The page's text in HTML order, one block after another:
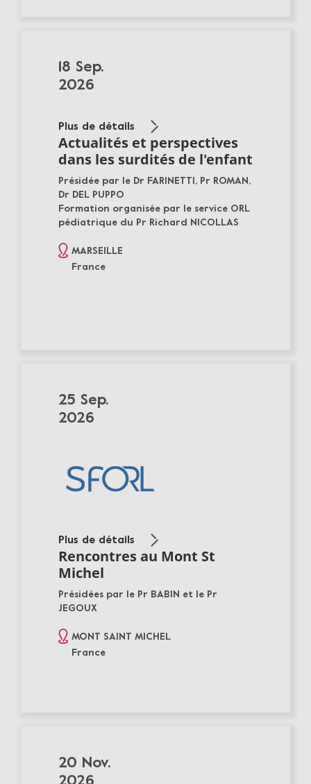
18 Sep.
2026
Plus de détails
Actualités et perspectives
dans les surdités de l'enfant
Présidée par le Dr FARINETTI, Pr ROMAN,
Dr DEL PUPPO
Formation organisée par le service ORL
pédiatrique du Pr Richard NICOLLAS
MARSEILLE
France
25 Sep.
2026
Plus de détails
Rencontres au Mont St
Michel
Présidées par le Pr BABIN et le Pr
JEGOUX
MONT SAINT MICHEL
France
20 Nov.
2026